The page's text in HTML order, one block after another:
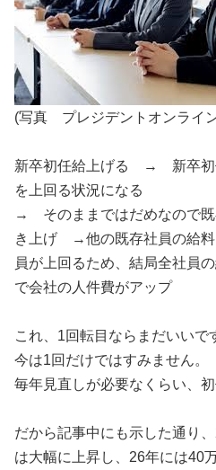
(写真 プレジデントオンライ
新卒初任給上げる → 新卒初
を上回る状況になる
→ そのままではだめなので既
き上げ →他の既存社員の給料
員が上回るため、結局全社員
で会社の人件費がアップ
これ、1回転目ならまだいいで
今は1回だけではすみません。
毎年見直しが必要なくらい、
だから記事中にも示した通り
は大幅に上昇し、26年には40